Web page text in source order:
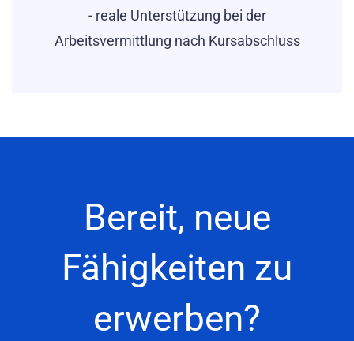
- reale Unterstützung bei der
Arbeitsvermittlung nach Kursabschluss
Bereit, neue
Fähigkeiten zu
erwerben?